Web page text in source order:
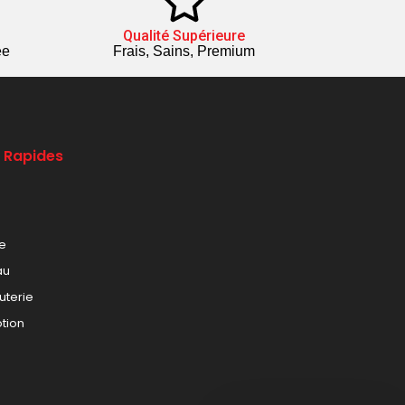
Qualité Supérieure
Frais, Sains, Premium
Rapides